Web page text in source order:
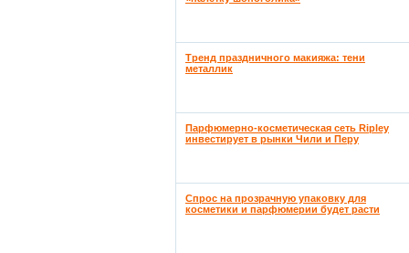
Тренд праздничного макияжа: тени
металлик
Парфюмерно-косметическая сеть Ripley
инвестирует в рынки Чили и Перу
Спрос на прозрачную упаковку для
косметики и парфюмерии будет расти